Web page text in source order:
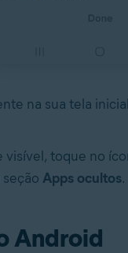
na sua tela
toque no
Apps ocultos.
Android